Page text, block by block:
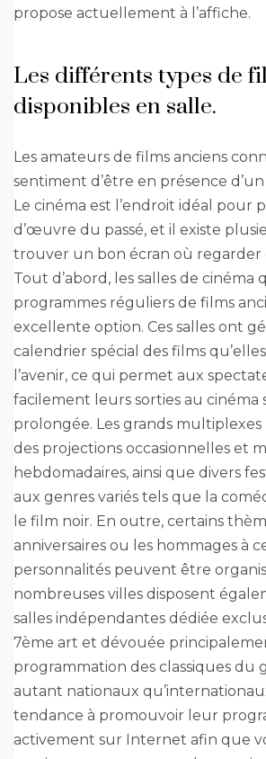
propose actuellement à l’affiche.
Les différents types de
disponibles en salle.
Les amateurs de films anciens
sentiment d’être en présence
Le cinéma est l’endroit idéal pour
d’œuvre du passé, et il existe
trouver un bon écran où regarder
Tout d’abord, les salles de cinéma
programmes réguliers de films
excellente option. Ces salles ont
calendrier spécial des films
l’avenir, ce qui permet aux
facilement leurs sorties au cinéma
prolongée. Les grands
des projections occasionnelles et
hebdomadaires, ainsi que divers
aux genres variés tels que la
le film noir. En outre, certains
anniversaires ou les hommages à
personnalités peuvent être
nombreuses villes disposent
salles indépendantes dédiée
7ème art et dévouée
programmation des classiques du
autant nationaux
tendance à promouvoir leur
activement sur Internet afin que